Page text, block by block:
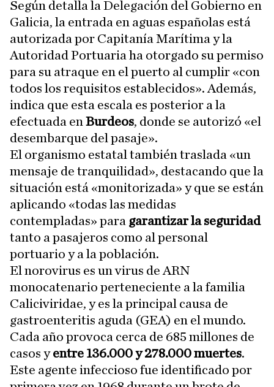
Según detalla la Delegación del Gobierno en
Galicia, la entrada en aguas españolas está
autorizada por Capitanía Marítima y la
Autoridad Portuaria ha otorgado su permiso
para su atraque en el puerto al cumplir «con
todos los requisitos establecidos». Además,
indica que esta escala es posterior a la
efectuada en Burdeos, donde se autorizó «el
desembarque del pasaje».
El organismo estatal también traslada «un
mensaje de tranquilidad», destacando que la
situación está «monitorizada» y que se están
aplicando «todas las medidas
contempladas» para garantizar la seguridad
tanto a pasajeros como al personal
portuario y a la población.
El norovirus es un virus de ARN
monocatenario perteneciente a la familia
Caliciviridae, y es la principal causa de
gastroenteritis aguda (GEA) en el mundo.
Cada año provoca cerca de 685 millones de
casos yentre 136.000 y 278.000 muertes.
Este agente infeccioso fue identificado por